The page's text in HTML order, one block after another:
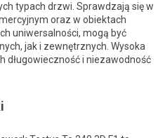
typach drzwi. Sprawdzają się w
oraz w obiektach
uniwersalności, mogą być
jak i zewnętrznych. Wysoka
długowieczność i niezawodność